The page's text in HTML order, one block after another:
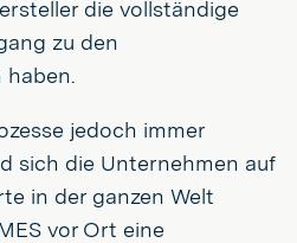
die vollständige
zu den
jedoch immer
sich die Unternehmen auf
in der ganzen Welt
vor Ort eine